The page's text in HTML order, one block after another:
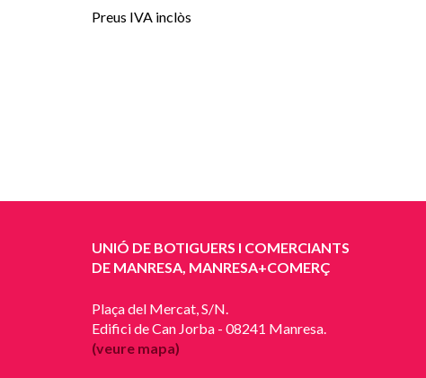
Preus IVA inclòs
UNIÓ DE BOTIGUERS I COMERCIANTS
DE MANRESA, MANRESA+COMERÇ
Plaça del Mercat, S/N.
Edifici de Can Jorba - 08241 Manresa.
(veure mapa)